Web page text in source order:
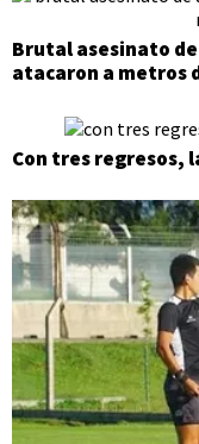
Brutal asesinato
atacaron a metros
Con tres regresos,